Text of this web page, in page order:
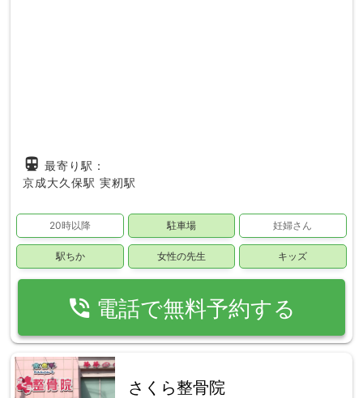
directions_subway 最寄り駅：
京成大久保駅 実籾駅
20時以降 駐車場 妊婦さん
駅ちか 女性の先生 キッズ
phone_in_talk 電話で無料予約する
さくら整骨院